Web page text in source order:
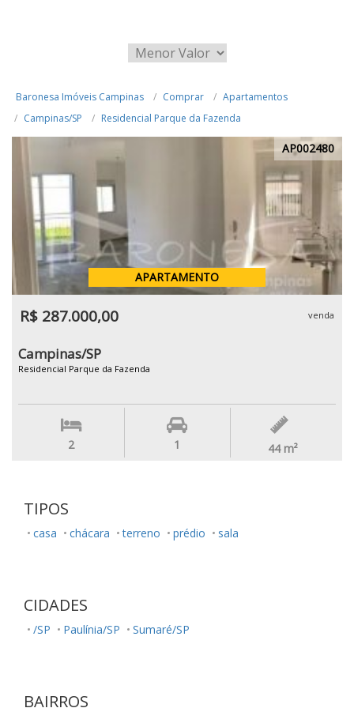
Baronesa Imóveis Campinas Comprar
Apartamentos
Campinas/SP
Residencial Parque da Fazenda
AP002480
APARTAMENTO
R$ 287.000,00 venda
Campinas/SP
Residencial Parque da Fazenda
2 1 44 m²
TIPOS
casa chácara terreno prédio sala
CIDADES
/SP Paulínia/SP Sumaré/SP
BAIRROS